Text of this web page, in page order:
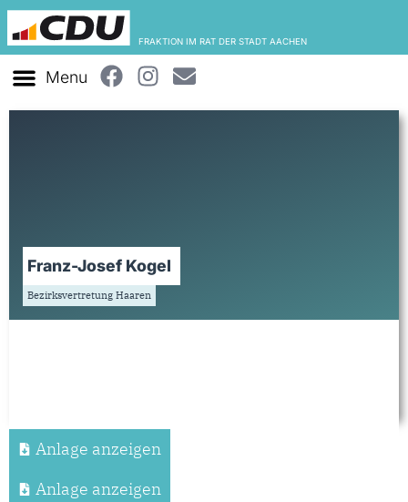
FRAKTION IM RAT DER STADT AACHEN
Franz-Josef Kogel
Bezirksvertretung Haaren
Anlage anzeigen
Anlage anzeigen